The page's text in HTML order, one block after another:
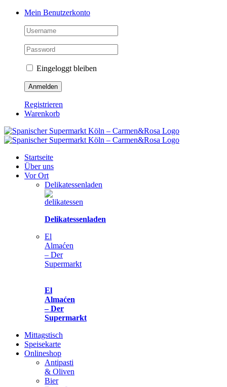
Zum
springen
Facebook
Instagram
Pinterest
Tiktok
YouTubeMein Benutzerkonto
Eingeloggt bleiben
Registrieren
Warenkorb
Startseite
Über uns
Vor Ort
Delikatessenladen
Delikatessenladen
El
Almaćen
– Der
Supermarkt
El
Almaćen
– Der
Supermarkt
Mittagstisch
Speisekarte
Onlineshop
Antipasti
& Oliven
Bier